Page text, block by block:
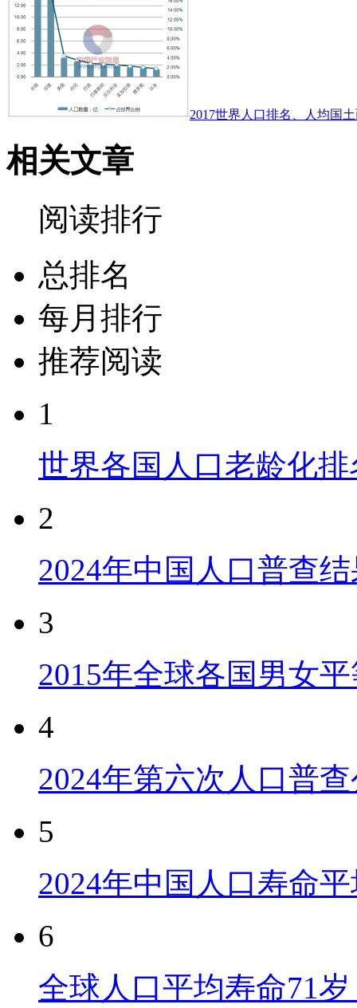
2017世界人口排名、人均国
相关文章
阅读排行
总排名
每月排行
推荐阅读
1
世界各国人口老龄化
2
2024年中国人口普查
3
2015年全球各国男女
4
2024年第六次人口普
5
2024年中国人口寿命
6
全球人口平均寿命71